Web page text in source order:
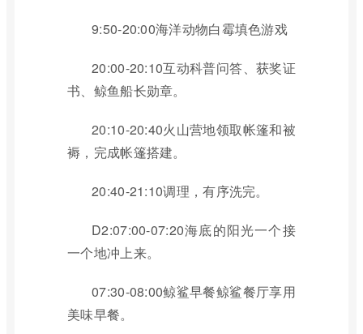
9:50-20:00海洋动物白霉填色游戏
20:00-20:10互动科普问答、获奖证
书、鲸鱼船长勋章。
20:10-20:40火山营地领取帐篷和被
褥，完成帐篷搭建。
20:40-21:10调理，有序洗完。
D2:07:00-07:20海底的阳光一个接
一个地冲上来。
07:30-08:00鲸鲨早餐鲸鲨餐厅享用
美味早餐。